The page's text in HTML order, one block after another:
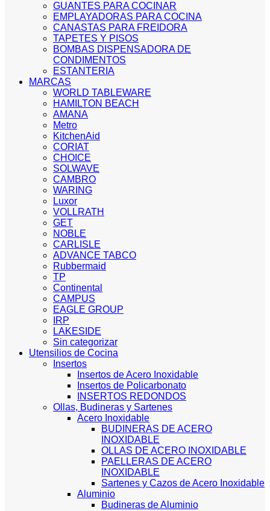
GUANTES PARA COCINAR
EMPLAYADORAS PARA COCINA
CANASTAS PARA FREIDORA
TAPETES Y PISOS
BOMBAS DISPENSADORA DE
CONDIMENTOS
ESTANTERIA
MARCAS
WORLD TABLEWARE
HAMILTON BEACH
AMANA
Metro
KitchenAid
CORIAT
CHOICE
SOLWAVE
CAMBRO
WARING
Luxor
VOLLRATH
GET
NOBLE
CARLISLE
ADVANCE TABCO
Rubbermaid
TP
Continental
CAMPUS
EAGLE GROUP
IRP
LAKESIDE
Sin categorizar
Utensilios de Cocina
Insertos
Insertos de Acero Inoxidable
Insertos de Policarbonato
INSERTOS REDONDOS
Ollas, Budineras y Sartenes
Acero Inoxidable
BUDINERAS DE ACERO
INOXIDABLE
OLLAS DE ACERO INOXIDABLE
PAELLERAS DE ACERO
INOXIDABLE
Sartenes y Cazos de Acero Inoxidable
Aluminio
Budineras de Aluminio